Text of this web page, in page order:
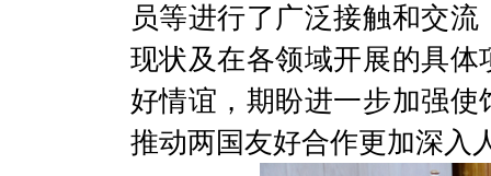
员等进行了广泛接触和交
现状及在各领域开展的具
好情谊，期盼进一步加强
推动两国友好合作更加深入